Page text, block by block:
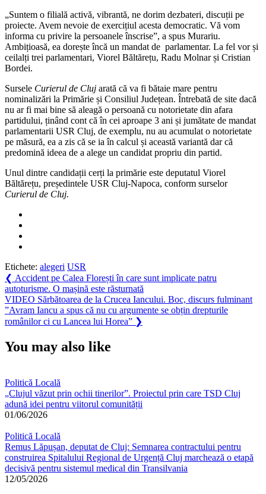
„Suntem o filială activă, vibrantă, ne dorim dezbateri, discuții pe
proiecte. Avem nevoie de exercițiul acesta democratic. Vă vom
informa cu privire la persoanele înscrise”, a spus Murariu.
Ambițioasă, ea dorește încă un mandat de parlamentar. La fel vor și
ceilalți trei parlamentari, Viorel Băltărețu, Radu Molnar și Cristian
Bordei.
Sursele Curierul de Cluj arată că va fi bătaie mare pentru
nominalizări la Primărie și Consiliul Județean. Întrebată de site dacă
nu ar fi mai bine să aleagă o persoană cu notorietate din afara
partidului, ținând cont că în cei aproape 3 ani și jumătate de mandat
parlamentarii USR Cluj, de exemplu, nu au acumulat o notorietate
pe măsură, ea a zis că se ia în calcul și această variantă dar că
predomină ideea de a alege un candidat propriu din partid.
Unul dintre candidații cerți la primărie este deputatul Viorel
Băltărețu, președintele USR Cluj-Napoca, conform surselor
Curierul de Cluj.
Etichete: alegeri USR
Navigare
în
articole
❮ Previous
Post:
Accident pe Calea Florești în care sunt implicate patru
autoturisme. O mașină este răsturnată
Next
Post:
VIDEO Sărbătoarea de la Crucea Iancului. Boc, discurs fulminant
”Avram Iancu a spus că nu cu argumente se obțin drepturile
românilor ci cu Lancea lui Horea” ❯
You may also like
Politică Locală
„Clujul văzut prin ochii tinerilor”. Proiectul prin care TSD Cluj
adună idei pentru viitorul comunității
01/06/2026
Politică Locală
Remus Lăpușan, deputat de Cluj: Semnarea contractului pentru
construirea Spitalului Regional de Urgență Cluj marchează o etapă
decisivă pentru sistemul medical din Transilvania
12/05/2026